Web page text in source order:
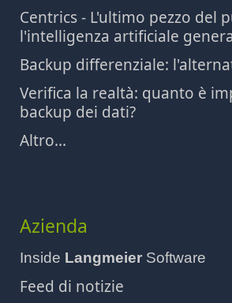
Centrics - L'ultimo pezzo del
l'intelligenza artificiale
Backup differenziale:
Verifica la realtà: quanto è
backup dei dati?
Altro...
Azienda
Inside Langmeier Software
Feed di notizie